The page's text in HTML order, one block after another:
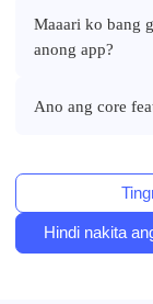
Maaari ko bang
anong app?
Ano ang core
Hindi nakita